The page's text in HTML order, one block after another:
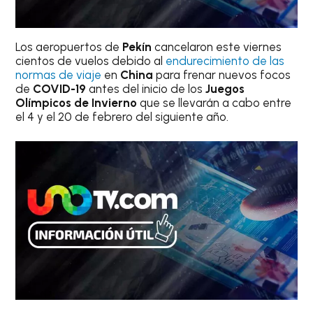
Los aeropuertos de Pekíncancelaron este viernes
cientos de vuelos debido al endurecimiento de las
normas de viaje en Chinapara frenar nuevos focos
de COVID-19antes del inicio de losJuegos
Olímpicos de Invierno que se llevarán a cabo entre
el 4 y el 20 de febrero del siguiente año.